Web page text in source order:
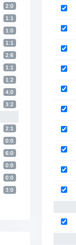
2:0
1:1
1:0
1:1
2:6
1:1
1:2
4:0
3:2
2:1
0:0
6:0
0:0
0:0
3:0